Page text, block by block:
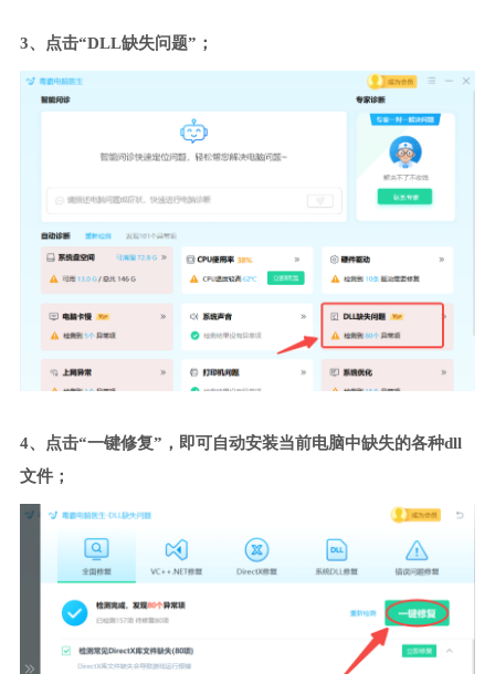
3、点击“DLL缺失问题”；
4、点击“一键修复”，即可自动安装当前电脑中缺失的各种dll
文件；